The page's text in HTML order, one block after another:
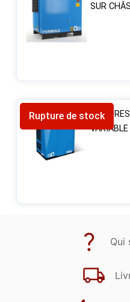
SUR
Rupture de stock
Qui